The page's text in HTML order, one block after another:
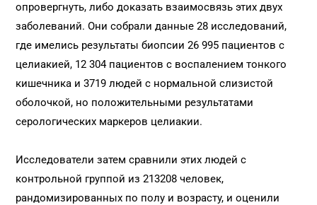
опровергнуть, либо доказать взаимосвязь этих двух
заболеваний. Они собрали данные 28 исследований,
где имелись результаты биопсии 26 995 пациентов с
целиакией, 12 304 пациентов с воспалением тонкого
кишечника и 3719 людей с нормальной слизистой
оболочкой, но положительными результатами
серологических маркеров целиакии.
Исследователи затем сравнили этих людей с
контрольной группой из 213208 человек,
рандомизированных по полу и возрасту, и оценили